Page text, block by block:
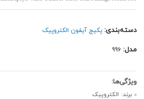
دسته‌بندی: پکیج آیفون الکتروپیک
مدل:
برند: الکتروپیک